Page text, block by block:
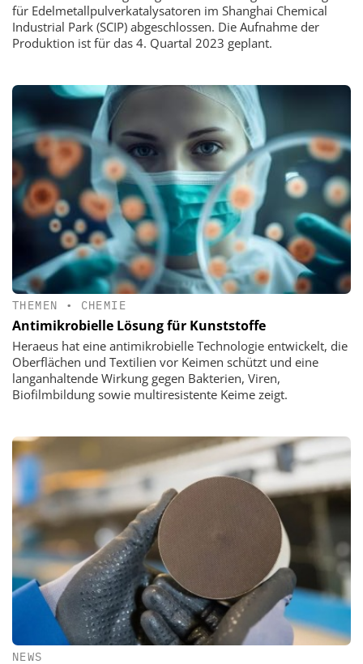
für Edelmetallpulverkatalysatoren im Shanghai Chemical
Industrial Park (SCIP) abgeschlossen. Die Aufnahme der
Produktion ist für das 4. Quartal 2023 geplant.
THEMEN • CHEMIE
Antimikrobielle Lösung für Kunststoffe
Heraeus hat eine antimikrobielle Technologie entwickelt, die
Oberflächen und Textilien vor Keimen schützt und eine
langanhaltende Wirkung gegen Bakterien, Viren,
Biofilmbildung sowie multiresistente Keime zeigt.
NEWS